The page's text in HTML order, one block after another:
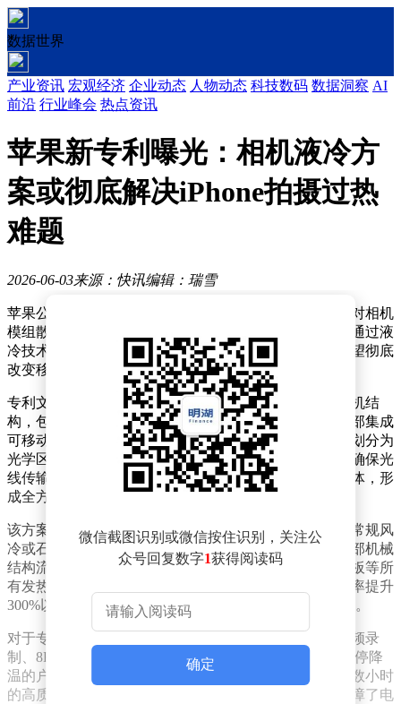
数据世界
产业资讯 宏观经济 企业动态 人物动态 科技数码 数据洞察 AI
前沿 行业峰会 热点资讯
苹果新专利曝光：相机液冷方
案或彻底解决iPhone拍摄过热
难题
2026-06-03来源：快讯编辑：瑞雪
苹果公司在影像技术领域再次取得突破性进展，一项针对相机
模组散热的全新专利日前获得正式授权。这项创新设计通过液
冷技术解决智能手机影像系统长期存在的过热难题，有望彻底
改变移动设备在高负载拍摄场景下的性能表现。
专利文件显示，苹果工程师设计出一种精密的一体化相机结
构，包含多层复合组件：外层采用高强度防护壳体，内部集成
可移动的图像传感器基板，配合柔性密封件将模组空间划分为
光学区与散热区。其中光学通道填充氮气等惰性气体，确保光
线传输零偏差；其余空间则注入矿物油等高绝缘导热液体，形
成全方位液冷系统。
该方案的核心创新在于突破传统散热方式的物理局限。常规风
冷或石墨片仅能覆盖固定表面，而液体介质可随模组内部机械
结构流动，直接接触图像传感器、光学防抖马达、电路板等所
有发热元件。实验数据显示，这种设计能使热量传导效率提升
300%以上，有效避免因过热导致的帧率下降或拍摄中断。
对于专业用户而言，这项技术将彻底解决iPhone在4K视频录
制、8K连拍等极限场景下的性能瓶颈。以往需要频繁暂停降
温的户外直播、赛事转播等应用场景，现在可实现持续数小时
的高质量影像输出。特别是矿物油的非导电特性，既保障了电
微信截图识别或微信按住识别，关注公
众号回复数字1获得阅读码
确定